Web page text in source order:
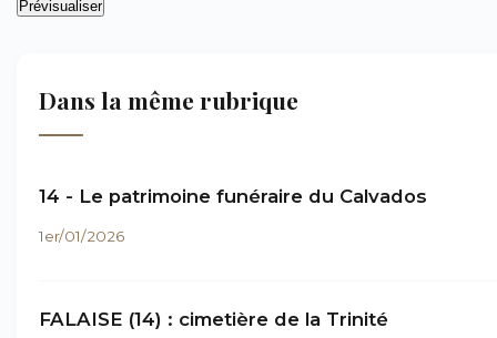
Dans la même rubrique
14 - Le patrimoine funéraire du Calvados
1er/01/2026
FALAISE (14) : cimetière de la Trinité